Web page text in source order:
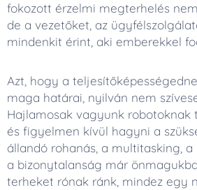
fokozott érzelmi megterhelés
de a vezetőket, az
mindenkit érint, aki emberekkel
Azt, hogy a
maga határai, nyilván nem
Hajlamosak vagyunk robotoknak
és figyelmen kívül hagyni a
állandó rohanás, a multitasking,
a bizonytalanság már
terheket rónak ránk, mindez egy